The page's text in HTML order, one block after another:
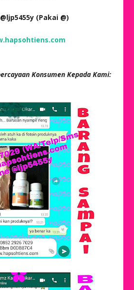
(Pakai @)
Konsumen Kepada Kami: